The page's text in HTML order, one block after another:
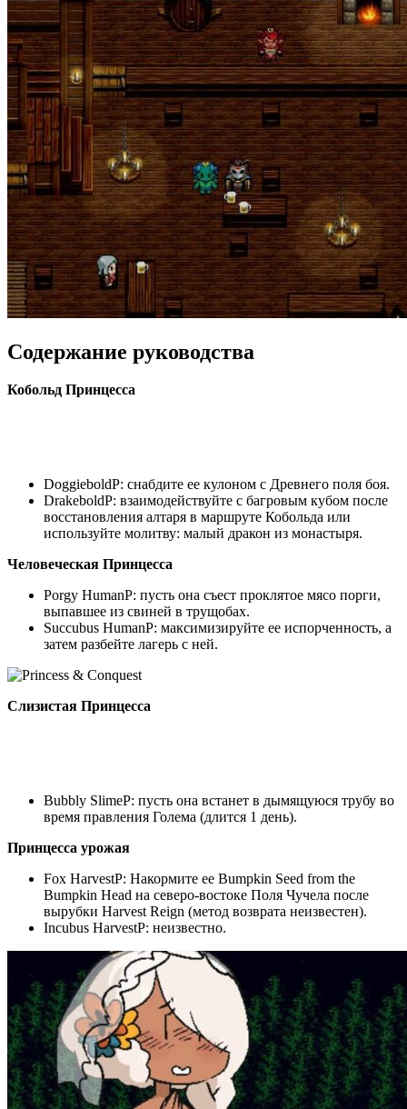
Содержание руководства
Кобольд Принцесса
DoggieboldP: снабдите ее кулоном с Древнего поля боя.
DrakeboldP: взаимодействуйте с багровым кубом после
восстановления алтаря в маршруте Кобольда или
используйте молитву: малый дракон из монастыря.
Человеческая Принцесса
Porgy HumanP: пусть она съест проклятое мясо порги,
выпавшее из свиней в трущобах.
Succubus HumanP: максимизируйте ее испорченность, а
затем разбейте лагерь с ней.
Слизистая Принцесса
Bubbly SlimeP: пусть она встанет в дымящуюся трубу во
время правления Голема (длится 1 день).
Принцесса урожая
Fox HarvestP: Накормите ее Bumpkin Seed from the
Bumpkin Head на северо-востоке Поля Чучела после
вырубки Harvest Reign (метод возврата неизвестен).
Incubus HarvestP: неизвестно.